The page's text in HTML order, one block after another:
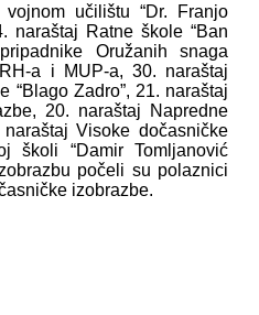
učilištu “Dr. Franjo
naraštaj Ratne škole “Ban
Oružanih snaga
a i MUP-a, 30. naraštaj
“Blago Zadro”, 21. naraštaj
20. naraštaj Napredne
Visoke dočasničke
školi “Damir Tomljanović
počeli su polaznici
izobrazbe.